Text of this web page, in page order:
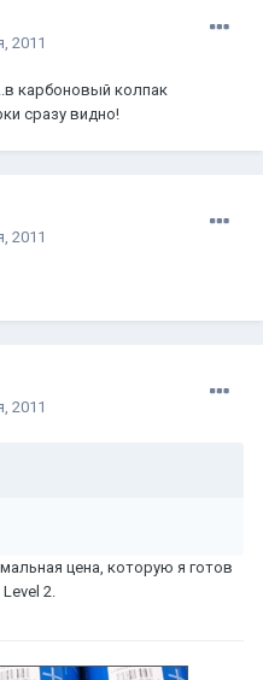
2011
карбоновый колпак
сразу видно!
2011
2011
цена, которую я готов
2.